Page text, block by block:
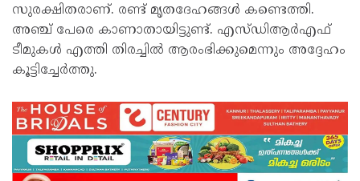
സുരക്ഷിതരാണ്. രണ്ട് മൃതദേഹങ്ങൾ കണ്ടെത്തി.
അഞ്ച് പേരെ കാണാതായിട്ടുണ്ട്. എസ്ഡിആർഎഫ്
ടീമുകൾ എത്തി തിരച്ചിൽ ആരംഭിക്കുമെന്നും അദ്ദേഹം
കൂട്ടിച്ചേർത്തു.